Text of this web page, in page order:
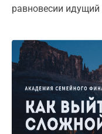
равновесии идущий